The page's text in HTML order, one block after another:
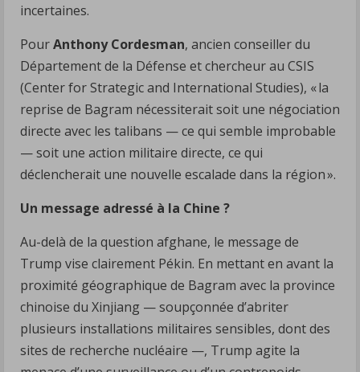
incertaines.
PourAnthony Cordesman, ancien conseiller du
Département de la Défense et chercheur au CSIS
(Center for Strategic and International Studies), « la
reprise de Bagram nécessiterait soit une négociation
directe avec les talibans — ce qui semble improbable
— soit une action militaire directe, ce qui
déclencherait une nouvelle escalade dans la région ».
Un message adressé à la Chine ?
Au-delà de la question afghane, le message de
Trump vise clairement Pékin. En mettant en avant la
proximité géographique de Bagram avec la province
chinoise du Xinjiang — soupçonnée d’abriter
plusieurs installations militaires sensibles, dont des
sites de recherche nucléaire —, Trump agite la